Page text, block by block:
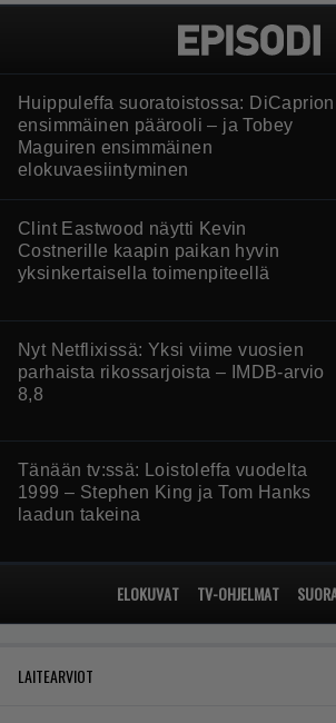
Huippuleffa suoratoistossa: DiCaprion
ensimmäinen päärooli – ja Tobey
Maguiren ensimmäinen
elokuvaesiintyminen
Clint Eastwood näytti Kevin
Costnerille kaapin paikan hyvin
yksinkertaisella toimenpiteellä
Nyt Netflixissä: Yksi viime vuosien
parhaista rikossarjoista – IMDB-arvio
8,8
Tänään tv:ssä: Loistoleffa vuodelta
1999 – Stephen King ja Tom Hanks
laadun takeina
ELOKUVAT TV-OHJELMAT
LAITEARVIOT